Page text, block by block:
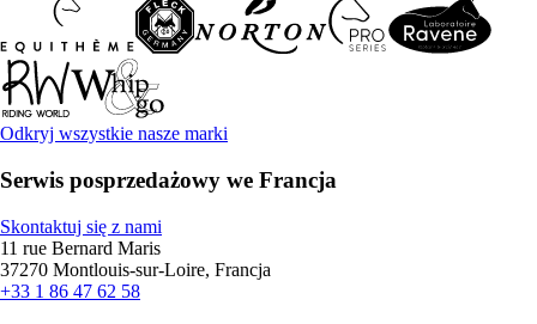
Odkryj wszystkie nasze marki
Serwis posprzedażowy we Francja
Skontaktuj się z nami
11 rue Bernard Maris
37270 Montlouis-sur-Loire, Francja
+33 1 86 47 62 58